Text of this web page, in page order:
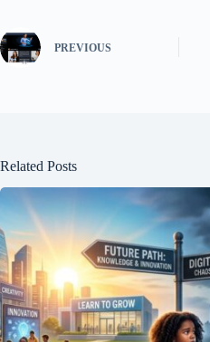
ok r
PREVIOUS
Related Posts